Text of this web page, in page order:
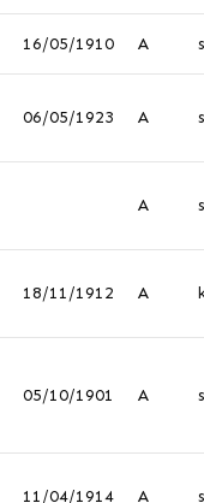
16/05/1910 A
06/05/1923 A
A
18/11/1912 A
05/10/1901 A
11/04/1914 A